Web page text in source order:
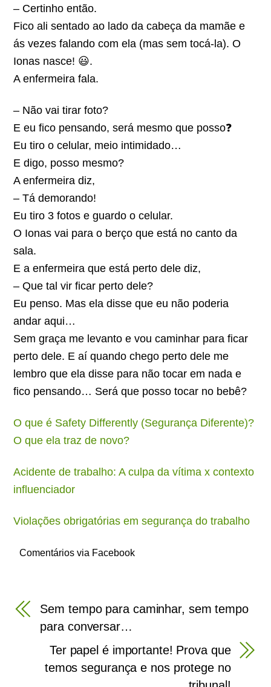
– Certinho então.
Fico ali sentado ao lado da cabeça da mamãe e
ás vezes falando com ela (mas sem tocá-la). O
Ionas nasce! 😃.
A enfermeira fala.
– Não vai tirar foto?
E eu fico pensando, será mesmo que posso❓
Eu tiro o celular, meio intimidado…
E digo, posso mesmo?
A enfermeira diz,
– Tá demorando!
Eu tiro 3 fotos e guardo o celular.
O Ionas vai para o berço que está no canto da
sala.
E a enfermeira que está perto dele diz,
– Que tal vir ficar perto dele?
Eu penso. Mas ela disse que eu não poderia
andar aqui…
Sem graça me levanto e vou caminhar para ficar
perto dele. E aí quando chego perto dele me
lembro que ela disse para não tocar em nada e
fico pensando… Será que posso tocar no bebê?
O que é Safety Differently (Segurança Diferente)?
O que ela traz de novo?
Acidente de trabalho: A culpa da vítima x contexto
influenciador
Violações obrigatórias em segurança do trabalho
Comentários via Facebook
Sem tempo para caminhar, sem tempo
para conversar…
Ter papel é importante! Prova que
temos segurança e nos protege no